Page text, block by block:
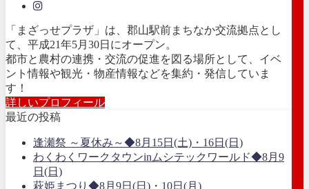
「まざっせプラザ」は、郡山駅前まちなか交流拠点とし
て、平成21年5月30日にオープン。
都市と農村の連携・交流の促進を図る場所として、イベ
ント情報や観光・物産情報などを集約・発信していま
す！
詳しいプロフィール
最近の投稿
逢瀬祭 ～夏休み～◆8月15日(土)・16日(日)
わくわくワークタウンinムシテックワールド◆8月9
日(日)
萩姫まつり◆8月9日(日)・10日(月)